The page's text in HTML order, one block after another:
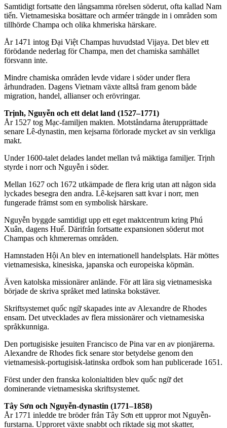
Samtidigt fortsatte den långsamma rörelsen söderut, ofta kallad Nam
tiến. Vietnamesiska bosättare och arméer trängde in i områden som
tillhörde Champa och olika khmeriska härskare.
År 1471 intog Đại Việt Champas huvudstad Vijaya. Det blev ett
förödande nederlag för Champa, men det chamiska samhället
försvann inte.
Mindre chamiska områden levde vidare i söder under flera
århundraden. Dagens Vietnam växte alltså fram genom både
migration, handel, allianser och erövringar.
Trịnh, Nguyễn och ett delat land (1527–1771)
År 1527 tog Mạc-familjen makten. Motståndarna återupprättade
senare Lê-dynastin, men kejsarna förlorade mycket av sin verkliga
makt.
Under 1600-talet delades landet mellan två mäktiga familjer. Trịnh
styrde i norr och Nguyễn i söder.
Mellan 1627 och 1672 utkämpade de flera krig utan att någon sida
lyckades besegra den andra. Lê-kejsaren satt kvar i norr, men
fungerade främst som en symbolisk härskare.
Nguyễn byggde samtidigt upp ett eget maktcentrum kring Phú
Xuân, dagens Huế. Därifrån fortsatte expansionen söderut mot
Champas och khmerernas områden.
Hamnstaden Hội An blev en internationell handelsplats. Här möttes
vietnamesiska, kinesiska, japanska och europeiska köpmän.
Även katolska missionärer anlände. För att lära sig vietnamesiska
började de skriva språket med latinska bokstäver.
Skriftsystemet quốc ngữ skapades inte av Alexandre de Rhodes
ensam. Det utvecklades av flera missionärer och vietnamesiska
språkkunniga.
Den portugisiske jesuiten Francisco de Pina var en av pionjärerna.
Alexandre de Rhodes fick senare stor betydelse genom den
vietnamesisk-portugisisk-latinska ordbok som han publicerade 1651.
Först under den franska kolonialtiden blev quốc ngữ det
dominerande vietnamesiska skriftsystemet.
Tây Sơn och Nguyễn-dynastin (1771–1858)
År 1771 inledde tre bröder från Tây Sơn ett uppror mot Nguyễn-
furstarna. Upproret växte snabbt och riktade sig mot skatter,